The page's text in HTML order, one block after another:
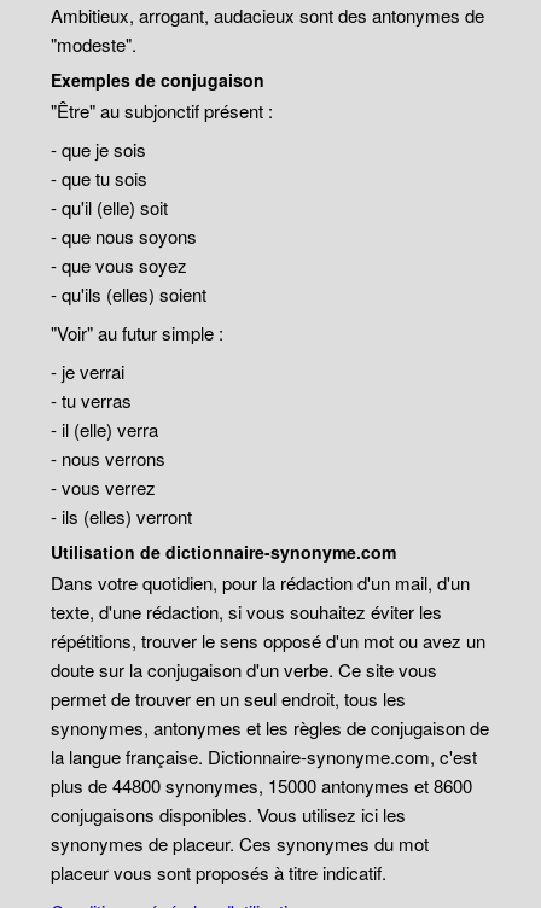
Ambitieux, arrogant, audacieux sont des antonymes de
"modeste".
Exemples de conjugaison
"Être" au subjonctif présent :
- que je sois
- que tu sois
- qu'il (elle) soit
- que nous soyons
- que vous soyez
- qu'ils (elles) soient
"Voir" au futur simple :
- je verrai
- tu verras
- il (elle) verra
- nous verrons
- vous verrez
- ils (elles) verront
Utilisation de dictionnaire-synonyme.com
Dans votre quotidien, pour la rédaction d'un mail, d'un
texte, d'une rédaction, si vous souhaitez éviter les
répétitions, trouver le sens opposé d'un mot ou avez un
doute sur la conjugaison d'un verbe. Ce site vous
permet de trouver en un seul endroit, tous les
synonymes, antonymes et les règles de conjugaison de
la langue française. Dictionnaire-synonyme.com, c'est
plus de 44800 synonymes, 15000 antonymes et 8600
conjugaisons disponibles. Vous utilisez ici les
synonymes de placeur. Ces synonymes du mot
placeur vous sont proposés à titre indicatif.